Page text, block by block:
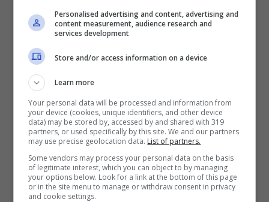
spezzare la punta per far emergere la
mina nuova,
riparo” all’interno della struttura di legno.
La mina nuova dovrebbe aver mantenuto
la stessa consistenza e la stessa scrivenza
della matita appena acquistata.
MATITE TROPPO DURE
Personalised advertising and content, advertising and
content measurement, audience research and
services development
Store and/or access information on a device
Learn more
Your personal data will be processed and information from
your device (cookies, unique identifiers, and other device
data) may be stored by, accessed by and shared with 319
partners, or used specifically by this site. We and our partners
may use precise geolocation data. List of partners.
Some vendors may process your personal data on the basis
of legitimate interest, which you can object to by managing
your options below. Look for a link at the bottom of this page
or in the site menu to manage or withdraw consent in privacy
and cookie settings.